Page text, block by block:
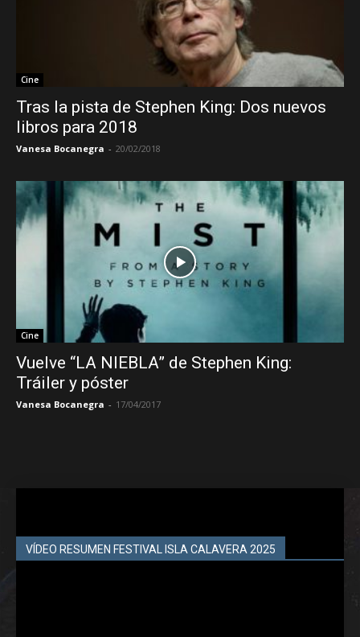
Cine
Tras la pista de Stephen King: Dos nuevos
libros para 2018
Vanesa Bocanegra - 20/02/2018
Cine
Vuelve “LA NIEBLA” de Stephen King:
Tráiler y póster
Vanesa Bocanegra - 17/04/2017
VÍDEO RESUMEN FESTIVAL ISLA CALAVERA 2025